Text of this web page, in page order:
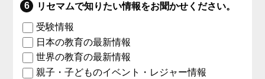
リセマムで知りたい情報をお聞かせください。
受験情報
日本の教育の最新情報
世界の教育の最新情報
親子・子どものイベント・レジャー情報